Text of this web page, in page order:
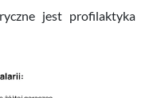
jest profilaktyka